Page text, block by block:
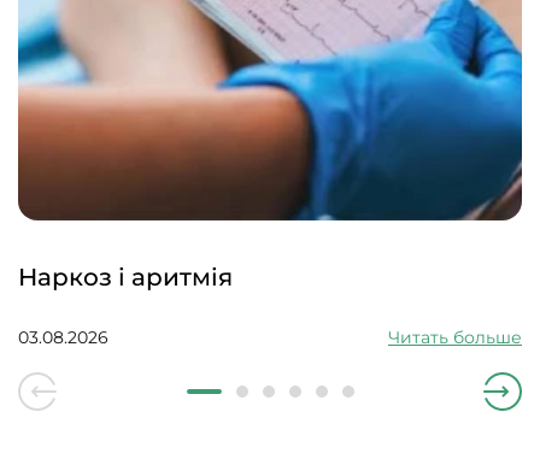
Наркоз і аритмія
03.08.2026 Читать больше